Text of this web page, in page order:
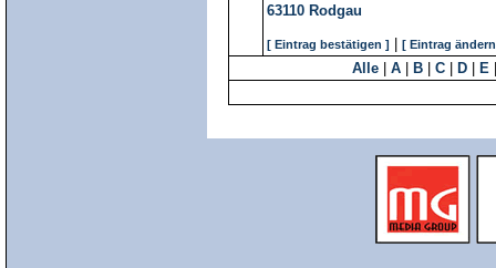
63110 Rodgau
[ Eintrag bestätigen ] [ Eintrag
Alle A B C D E